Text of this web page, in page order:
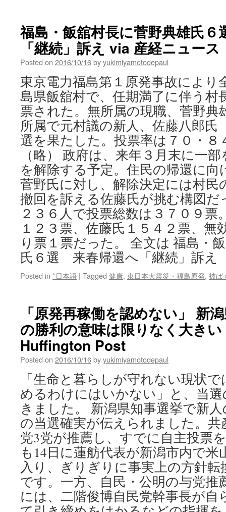
日
本
大
使
前
で
抗
議
ア
ク
シ
ョ
ン
via
レ
ー
バ
ー
ネ
ッ
ト
福島・飯舘村長に菅野典雄氏
「継続」訴え via 産経ニュース
Posted on 2016/10/16byyukimiyamotodepaul
東京電力福島第１原発事故により
島県飯舘村で、任期満了に伴う村
票された。無所属の現職、菅野典
所属で元村議の新人、佐藤八郎氏
選を果たした。投票率は７０・８
（略） 政府は、来年３月末に一
を解除する予定。住民の帰還に
菅野氏に対し、解除決定には村民
撤回を訴える佐藤氏が挑む構図だ
２３６人で投票総数は３７０９票
１２３票、佐藤氏１５４２票、無
り票１票だった。 全文は 福島・
氏６選 来春帰還へ「継続」訴え
Posted in *日本語 | Tagged 健康, 東日本大震災・福島原発, 被ば
「原発再稼働を認めない」 新
の勝利の意味は限りなく大き
Huffington Post
Posted on 2016/10/16byyukimiyamotodepaul
「生命と暮らしが守れない現状
めるわけにはいかない」と、当
きました。 新潟県知事選挙で新
の当選確実が伝えられました。共
党3党が推薦し、すでに自主投票
も14日に蓮舫代表が新潟市内で
入り、ぎりぎりに事実上の方針
です。一方、自民・公明の与党推
には、二階俊博自民党幹事長が自